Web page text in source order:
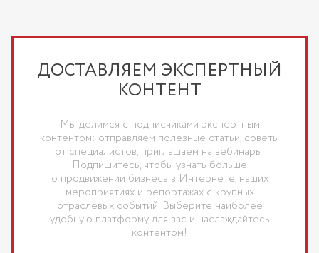
ДОСТАВЛЯЕМ ЭКСПЕРТНЫЙ
КОНТЕНТ
Мы делимся с подписчиками экспертным
контентом: отправляем полезные статьи, советы
от специалистов, приглашаем на вебинары.
Подпишитесь, чтобы узнать больше
о продвижении бизнеса в Интернете, наших
мероприятиях и репортажах с крупных
отраслевых событий. Выберите наиболее
удобную платформу для вас и наслаждайтесь
контентом!